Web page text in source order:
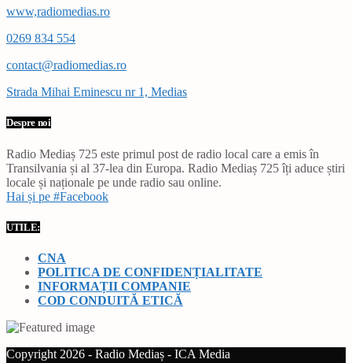
www,radiomedias.ro
0269 834 554
contact@radiomedias.ro
Strada Mihai Eminescu nr 1, Medias
Despre noi
Radio Mediaș 725 este primul post de radio local care a emis în
Transilvania și al 37-lea din Europa. Radio Mediaș 725 îți aduce știri
locale și naționale pe unde radio sau online.
Hai și pe #Facebook
UTILE:
CNA
POLITICA DE CONFIDENȚIALITATE
INFORMAȚII COMPANIE
COD CONDUITĂ ETICĂ
Copyright 2026 - Radio Mediaș - ICA Media